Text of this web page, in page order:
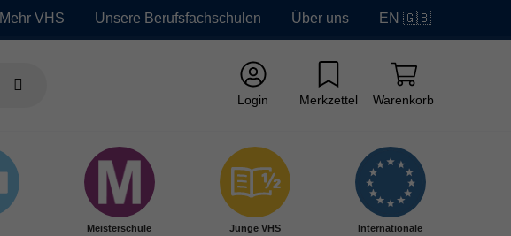
Mehr VHS Unsere Berufsfachschulen Über uns EN 🇬🇧
Login Merkzettel Warenkorb
Meisterschule Junge VHS
Internationale